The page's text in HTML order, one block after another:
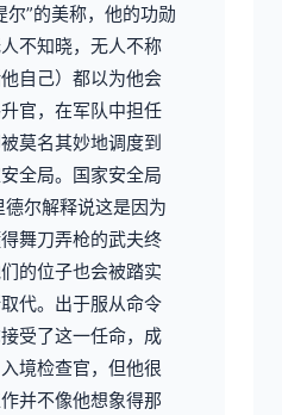
尔”的美称，他的功勋
不知晓，无人不称
自己）都以为他会
官，在军队中担任
莫名其妙地调度到
全局。国家安全局
德尔解释说这是因为
舞刀弄枪的武夫终
的位子也会被踏实
代。出于服从命令
受了这一任命，成
境检查官，但他很
并不像他想象得那